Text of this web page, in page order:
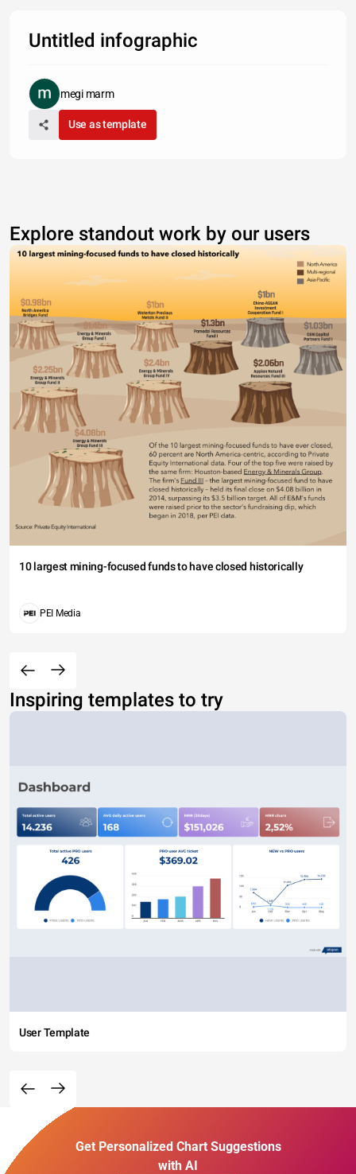
Untitled infographic
megi marm
Use as template
Explore standout work by our users
10 largest mining-focused funds to have closed historically
PEI Media
Inspiring templates to try
User Template
Get Personalized Chart Suggestions
with AI